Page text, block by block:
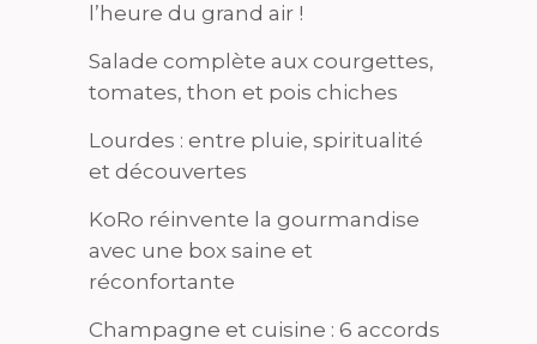
l’heure du grand air !
Salade complète aux courgettes,
tomates, thon et pois chiches
Lourdes : entre pluie, spiritualité
et découvertes
KoRo réinvente la gourmandise
avec une box saine et
réconfortante
Champagne et cuisine : 6 accords